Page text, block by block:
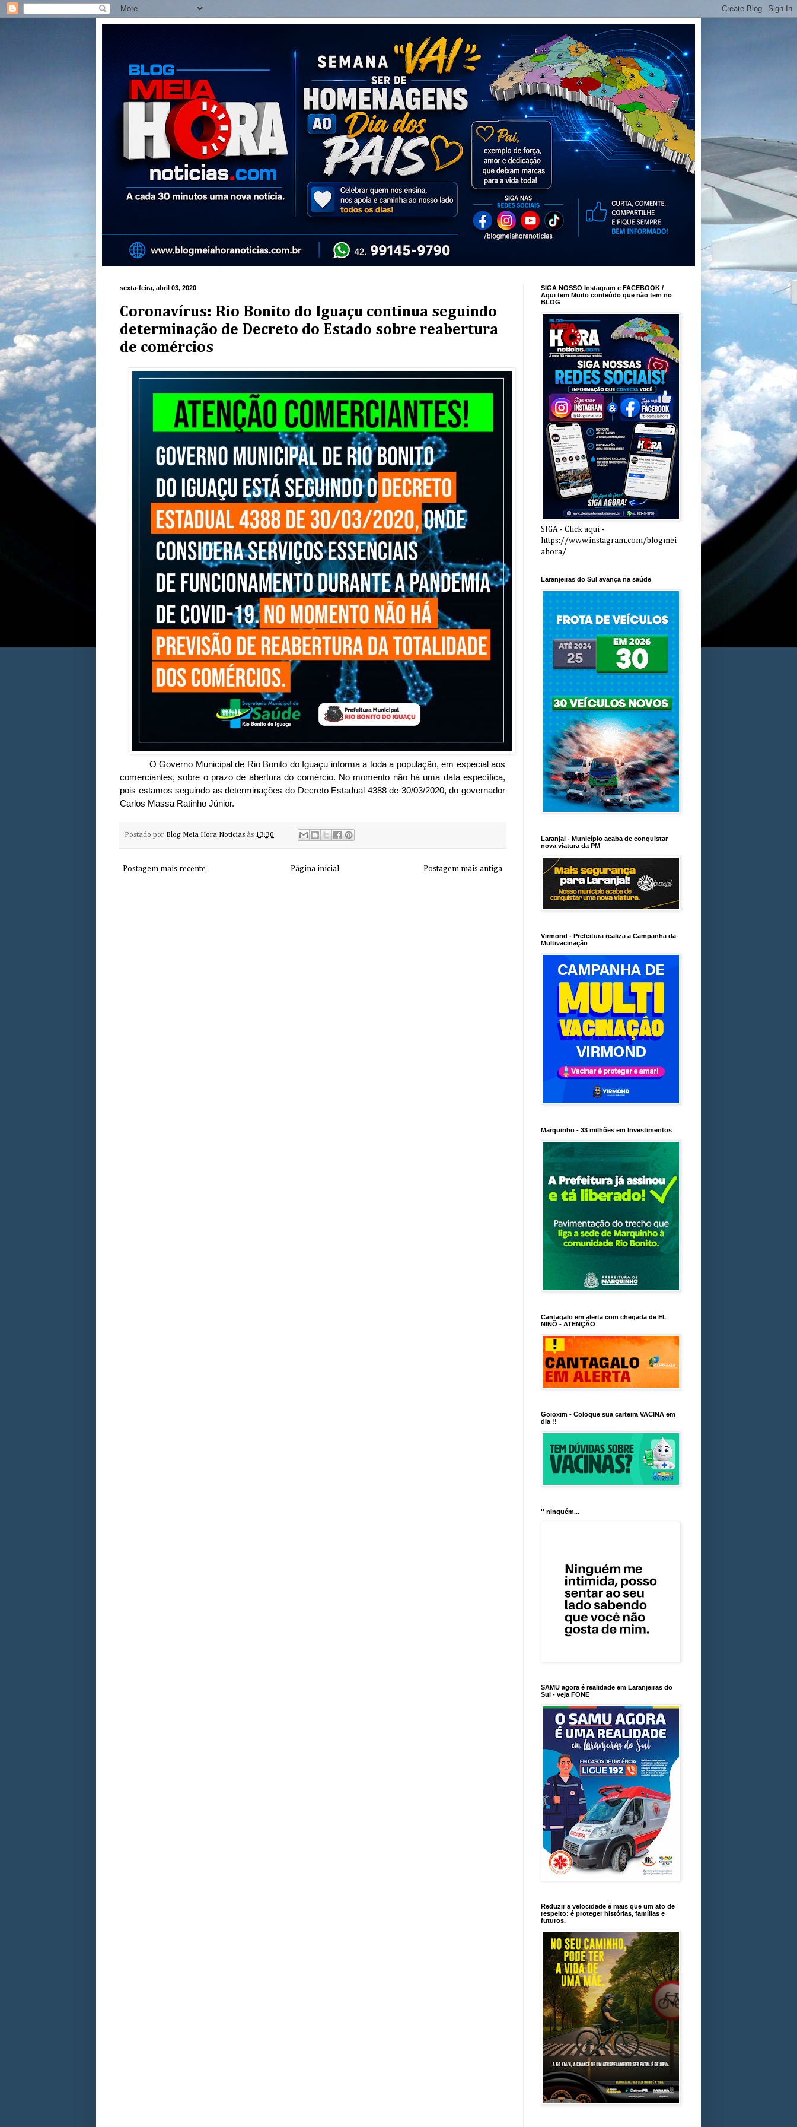
sexta-feira, abril 03, 2020
Coronavírus: Rio Bonito do Iguaçu continua seguindo
determinação de Decreto do Estado sobre reabertura
de comércios
O Governo Municipal de Rio Bonito do Iguaçu informa a toda a população, em especial aos
comerciantes, sobre o prazo de abertura do comércio. No momento não há uma data específica,
pois estamos seguindo as determinações do Decreto Estadual 4388 de 30/03/2020, do governador
Carlos Massa Ratinho Júnior.
Postado por Blog Meia Hora Noticias às 13:30
Postagem mais recente Postagem mais antiga
Página inicial
SIGA NOSSO Instagram e FACEBOOK /
Aqui tem Muito conteúdo que não tem no
BLOG
SIGA - Click aqui -
https://www.instagram.com/blogmei
ahora/
Laranjeiras do Sul avança na saúde
Laranjal - Município acaba de conquistar
nova viatura da PM
Virmond - Prefeitura realiza a Campanha da
Multivacinação
Marquinho - 33 milhões em Investimentos
Cantagalo em alerta com chegada de EL
NINÕ - ATENÇÃO
Goioxim - Coloque sua carteira VACINA em
dia !!
'' ninguém...
SAMU agora é realidade em Laranjeiras do
Sul - veja FONE
Reduzir a velocidade é mais que um ato de
respeito: é proteger histórias, famílias e
futuros.